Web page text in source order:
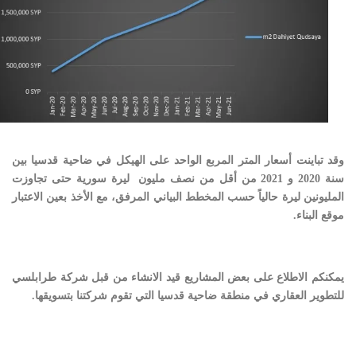
وقد تباينت أسعار المتر المربع الواحد على الهيكل في ضاحية قدسيا بين
سنة 2020 و 2021 من أقل من نصف مليون ليرة سورية حتى تجاوزت
المليونين ليرة حالياً حسب المخطط البياني المرفق، مع الأخذ بعين الاعتبار
موقع البناء.
يمكنكم الاطلاع على بعض المشاريع قيد الانشاء من قبل شركة طرابلسي
للتطوير العقاري في منطقة ضاحية قدسيا التي تقوم شركتنا بتسويقها.